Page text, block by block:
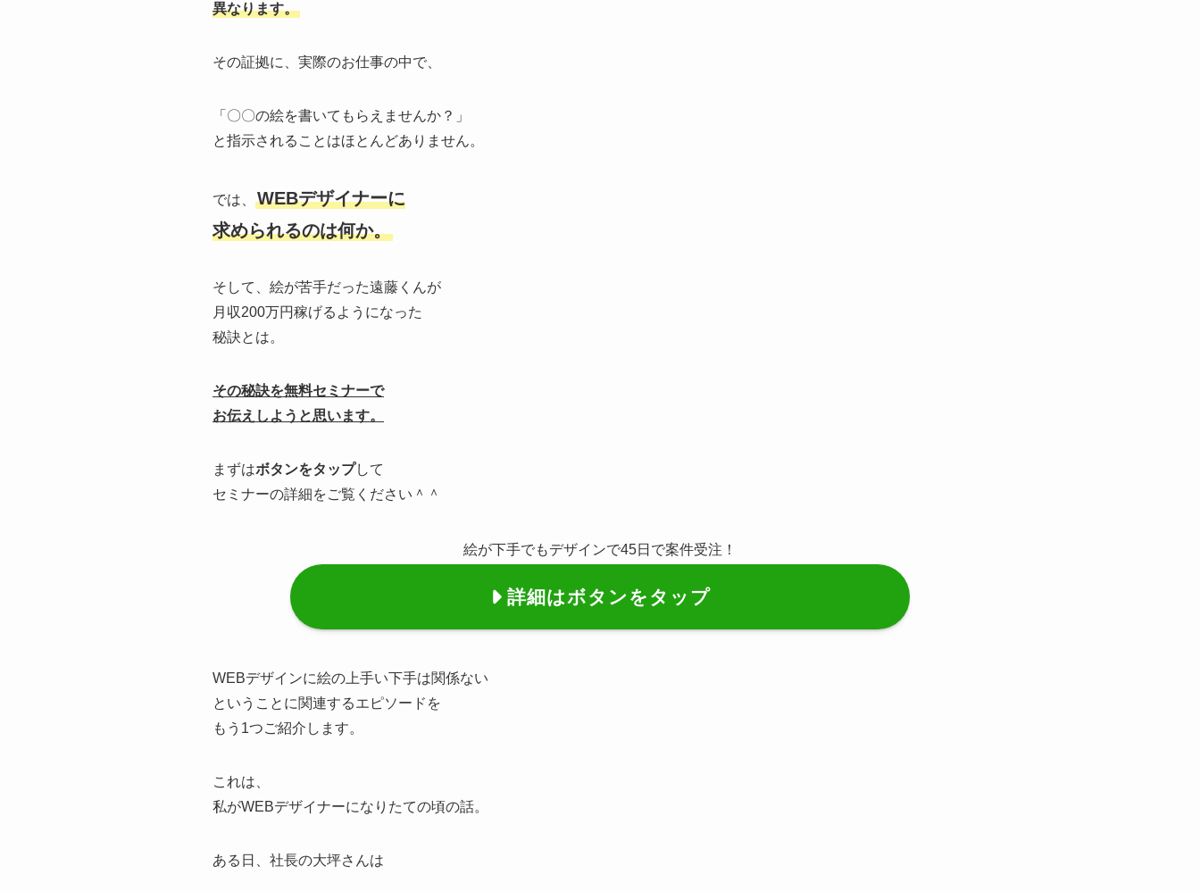
異なります。
その証拠に、実際のお仕事の中で、
「〇〇の絵を書いてもらえませんか？」
と指示されることはほとんどありません。
では、
WEBデザイナーに
求められるのは何か。
そして、絵が苦手だった遠藤くんが
月収200万円稼げるようになった
秘訣とは。
その秘訣を無料セミナーで
お伝えしようと思います。
まずはボタンをタップして
セミナーの詳細をご覧ください＾＾
絵が下手でもデザインで45日で案件受注！
詳細はボタンをタップ
WEBデザインに絵の上手い下手は関係ない
ということに関連するエピソードを
もう1つご紹介します。
これは、
私がWEBデザイナーになりたての頃の話。
ある日、社長の大坪さんは